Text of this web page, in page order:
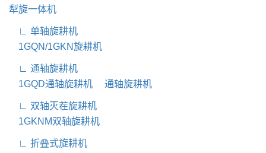
犁旋一体机
∟ 单轴旋耕机
1GQN/1GKN旋耕机
∟ 通轴旋耕机
1GQD通轴旋耕机
通轴旋耕机
∟ 双轴灭茬旋耕机
1GKNM双轴旋耕机
∟ 折叠式旋耕机